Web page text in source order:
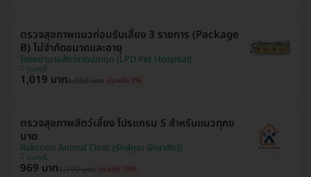
ตรวจสุขภาพแมวก่อนรับเลี้ยง 3 รายการ (Package
B) ไม่จำกัดขนาดและอายุ
โรงพยาบาลสัตว์ลาดปลาดุก (LPD Pet Hospital)
นนทบุรี
1,019 บาท1,050 บาท ประหยัด 3%
ตรวจสุขภาพสัตว์เลี้ยง โปรแกรม S สำหรับแมวทุกข
นาด
Rakcoon Animal Clinic (รักษ์คุณ รักษาสัตว์)
นนทบุรี
969 บาท1,199 บาท ประหยัด 19%